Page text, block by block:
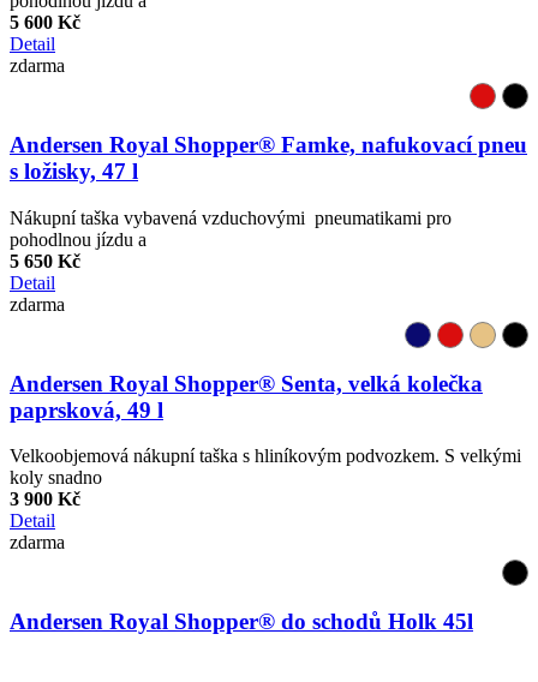
5 600 Kč
Detail
zdarma
Andersen Royal Shopper® Famke, nafukovací pneu
s ložisky, 47 l
Nákupní taška vybavená vzduchovými pneumatikami pro
pohodlnou jízdu a
5 650 Kč
Detail
zdarma
Andersen Royal Shopper® Senta, velká kolečka
paprsková, 49 l
Velkoobjemová nákupní taška s hliníkovým podvozkem. S velkými
koly snadno
3 900 Kč
Detail
zdarma
Andersen Royal Shopper® do schodů Holk 45l